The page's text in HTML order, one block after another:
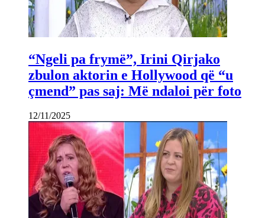
“Ngeli pa frymë”, Irini Qirjako
zbulon aktorin e Hollywood që “u
çmend” pas saj: Më ndaloi për foto
12/11/2025